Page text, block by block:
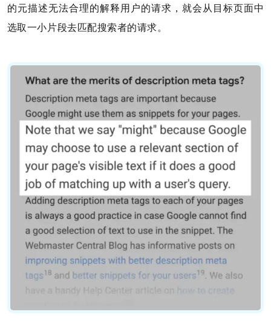
的元描述无法合理的解释用户的请求，就会从目标页面中
选取一小片段去匹配搜索者的请求。